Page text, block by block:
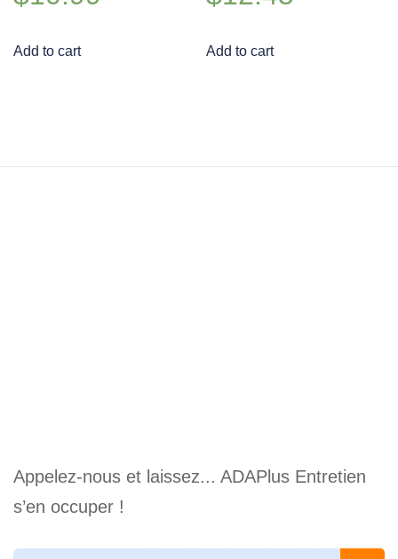
Add to cart Add to cart
Appelez-nous et laissez... ADAPlus Entretien
s’en occuper !